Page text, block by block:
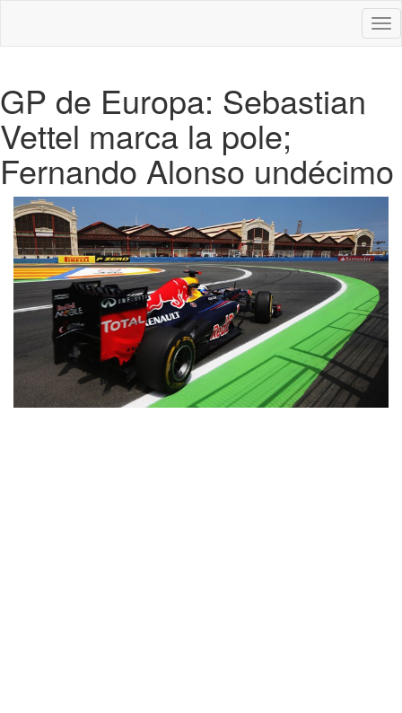
GP de Europa: Sebastian
Vettel marca la pole;
Fernando Alonso undécimo